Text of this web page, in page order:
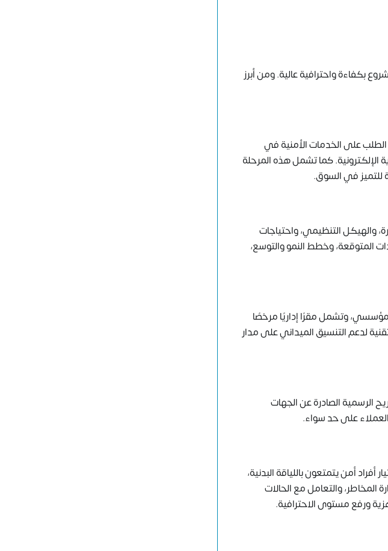
بكفاءة واحترافية عالية. ومن أبرز
على الخدمات الأمنية في
الإلكترونية. كما تشمل هذه المرحلة
للتميز في السوق.
والهيكل التنظيمي، واحتياجات
المتوقعة، وخطط النمو والتوسع،
وتشمل مقرًا إداريًا مرخصًا
لدعم التنسيق الميداني على مدار
الرسمية الصادرة عن الجهات
على حد سواء.
أمن يتمتعون باللياقة البدنية،
والتعامل مع الحالات
ورفع مستوى الاحترافية.